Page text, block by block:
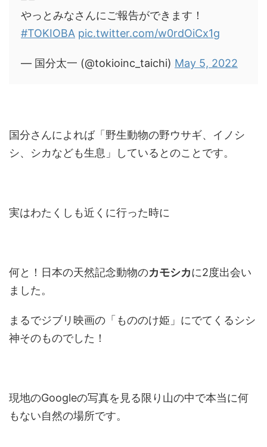
やっとみなさんにご報告ができます！
#TOKIOBA pic.twitter.com/w0rdOiCx1g
— 国分太一 (@tokioinc_taichi) May 5, 2022
国分さんによれば「野生動物の野ウサギ、イノシ
シ、シカなども生息」しているとのことです。
実はわたくしも近くに行った時に
何と！日本の天然記念動物のカモシカに2度出会い
ました。
まるでジブリ映画の「もののけ姫」にでてくるシシ
神そのものでした！
現地のGoogleの写真を見る限り山の中で本当に何
もない自然の場所です。